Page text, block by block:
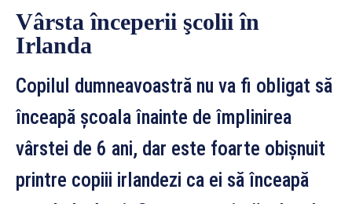
Vârsta începerii şcolii în
Irlanda
Copilul dumneavoastră nu va fi obligat să
înceapă şcoala înainte de împlinirea
vârstei de 6 ani, dar este foarte obişnuit
printre copiii irlandezi ca ei să înceapă